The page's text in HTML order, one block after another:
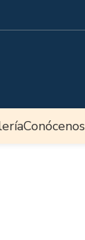
Conócenos